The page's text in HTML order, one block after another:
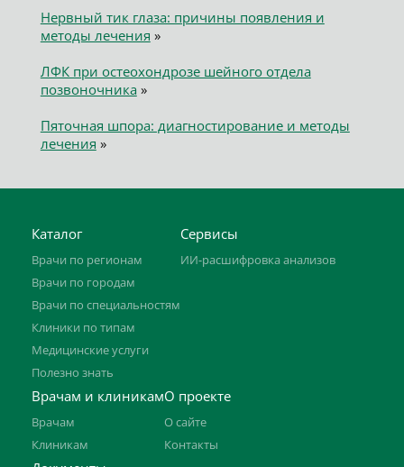
Нервный тик глаза: причины появления и
методы лечения »
ЛФК при остеохондрозе шейного отдела
позвоночника»
Пяточная шпора: диагностирование и методы
лечения »
Каталог
Врачи по регионам
Врачи по городам
Врачи по специальностям
Клиники по типам
Медицинские услуги
Полезно знать
Сервисы
ИИ-расшифровка анализов
Врачам и клиникам
Врачам
Клиникам
О проекте
О сайте
Контакты